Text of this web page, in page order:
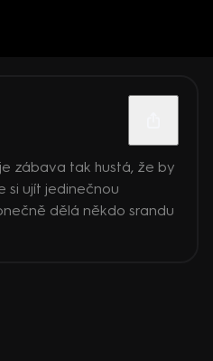
zábava tak hustá, že by
si ujít jedinečnou
dělá někdo srandu